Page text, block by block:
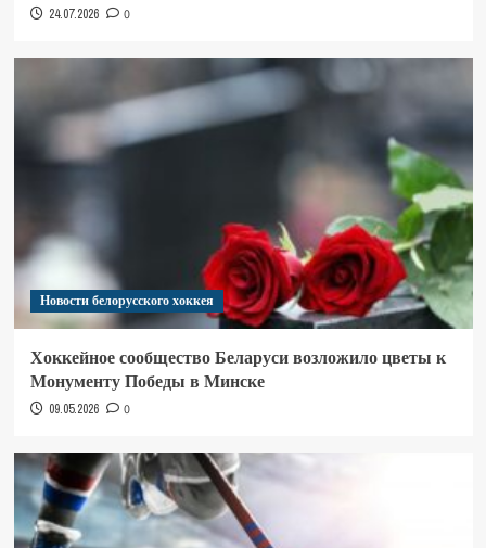
24.07.2026 0
Новости белорусского хоккея
Хоккейное сообщество Беларуси возложило цветы к
Монументу Победы в Минске
09.05.2026 0